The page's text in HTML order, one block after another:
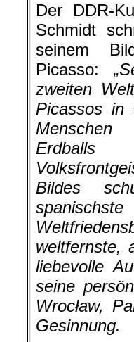
Der DDR-
Schmidt
seinem
Picasso:
zweiten
Picassos in
Erdballs
Bildes
weltfernste,
liebevolle
seine
Wrocław,
Gesinnung.